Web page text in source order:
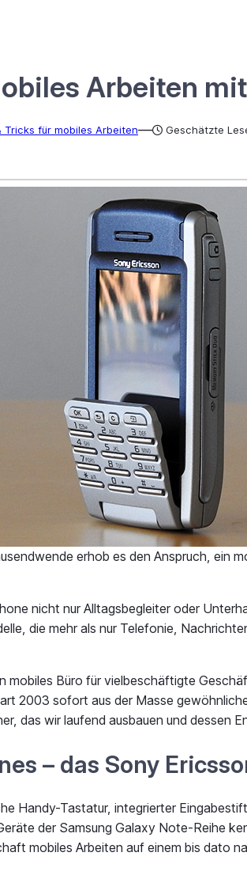
Arbeiten
Tricks für mobiles Arbeiten— Geschätzte
erhob es den Anspruch, ein
nicht nur Alltagsbegleiter oder
die mehr als nur Telefonie,
Büro für vielbeschäftigte
2003 sofort aus der Masse
das wir laufend ausbauen und dessen
– das Sony
Handy-Tastatur, integrierter
der Samsung Galaxy Note-Reihe
mobiles Arbeiten auf einem bis dato